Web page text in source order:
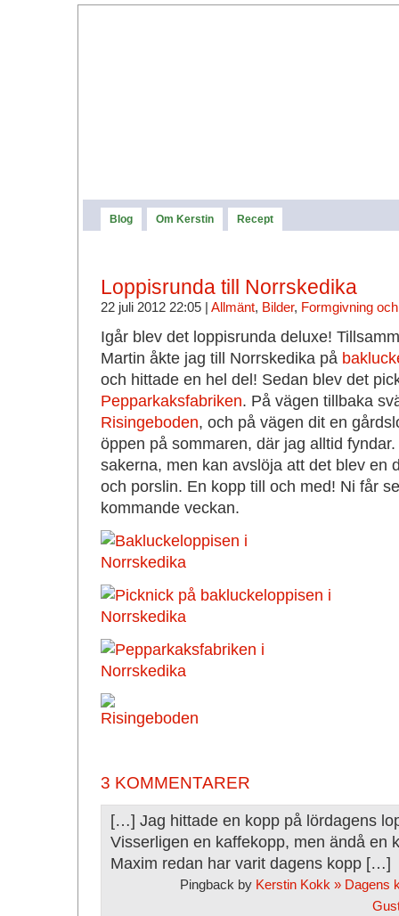
Blog Om Kerstin Recept
Loppisrunda till Norrskedika
22 juli 2012 22:05 | Allmänt, Bilder, Formgivning
Igår blev det loppisrunda deluxe!
Martin åkte jag till Norrskedika på
och hittade en hel del! Sedan blev det
Pepparkaksfabriken. På vägen tillbaka
Risingeboden, och på vägen dit en
öppen på sommaren, där jag alltid
sakerna, men kan avslöja att det blev en
och porslin. En kopp till och med! Ni får
kommande veckan.
3 KOMMENTARER
[…] Jag hittade en kopp på lördagens
Visserligen en kaffekopp, men ändå en
Maxim redan har varit dagens kopp […]
Pingback by Kerstin Kokk » Dagens